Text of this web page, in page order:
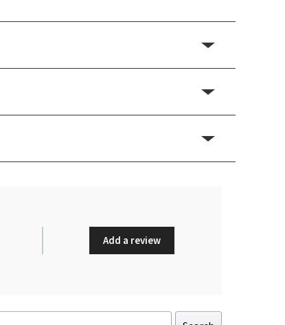
Add a review